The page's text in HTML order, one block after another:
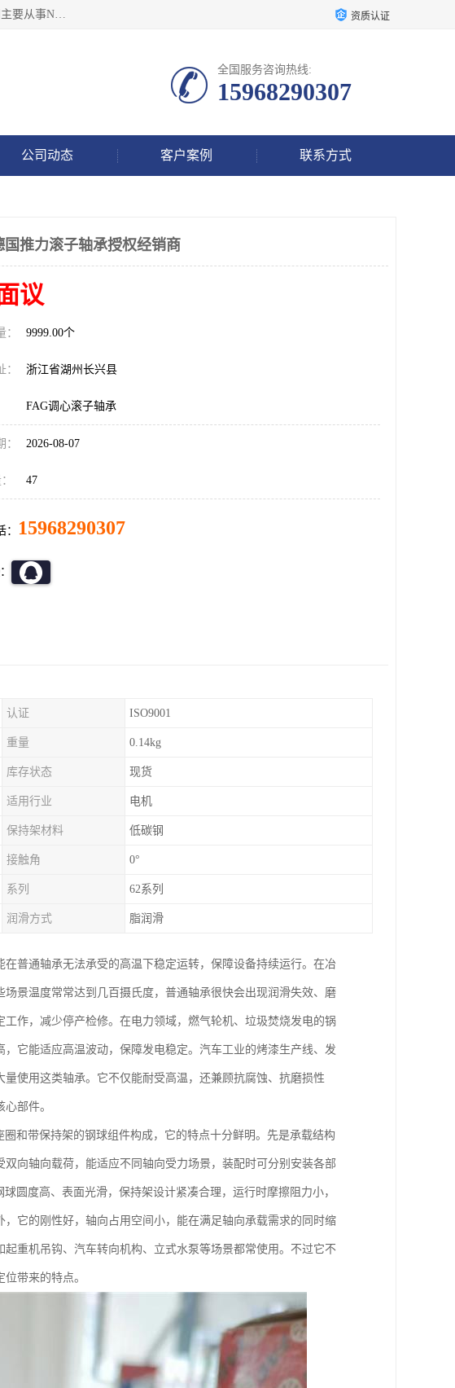
湖州恩斯凯工业技术有限公司位于湖州长兴，公司作为机械零部件以及多个品牌工业零配件专业集成供应商。本公司主要从事NSK进口轴承、SKF进口轴承、FAG进口轴承、NTN进口轴承、国产轴承：ZWZ、HRB、C&U轴承外球面轴承、导轨、丝杠、滑块、 润滑油、工业皮带及其他工业零部件的销售. 资质认证
全国服务咨询热线:
15968290307
公司动态 客户案例 联系方式
国推力滚子轴承授权经销商
议
9999.00个
浙江省湖州长兴县
FAG调心滚子轴承
2026-08-07
47
15968290307
认证 ISO9001
重量 0.14kg
库存状态 现货
适用行业 电机
保持架材料 低碳钢
接触角 0°
系列 62系列
润滑方式 脂润滑
普通轴承无法承受的高温下稳定运转，保障设备持续运行。在冶
景温度常常达到几百摄氏度，普通轴承很快会出现润滑失效、磨
作，减少停产检修。在电力领域，燃气轮机、垃圾焚烧发电的锅
它能适应高温波动，保障发电稳定。汽车工业的烤漆生产线、发
使用这类轴承。它不仅能耐受高温，还兼顾抗腐蚀、抗磨损性
部件。
和带保持架的钢球组件构成，它的特点十分鲜明。先是承载结构
向轴向载荷，能适应不同轴向受力场景，装配时可分别安装各部
圆度高、表面光滑，保持架设计紧凑合理，运行时摩擦阻力小，
它的刚性好，轴向占用空间小，能在满足轴向承载需求的同时缩
重机吊钩、汽车转向机构、立式水泵等场景都常使用。不过它不
带来的特点。